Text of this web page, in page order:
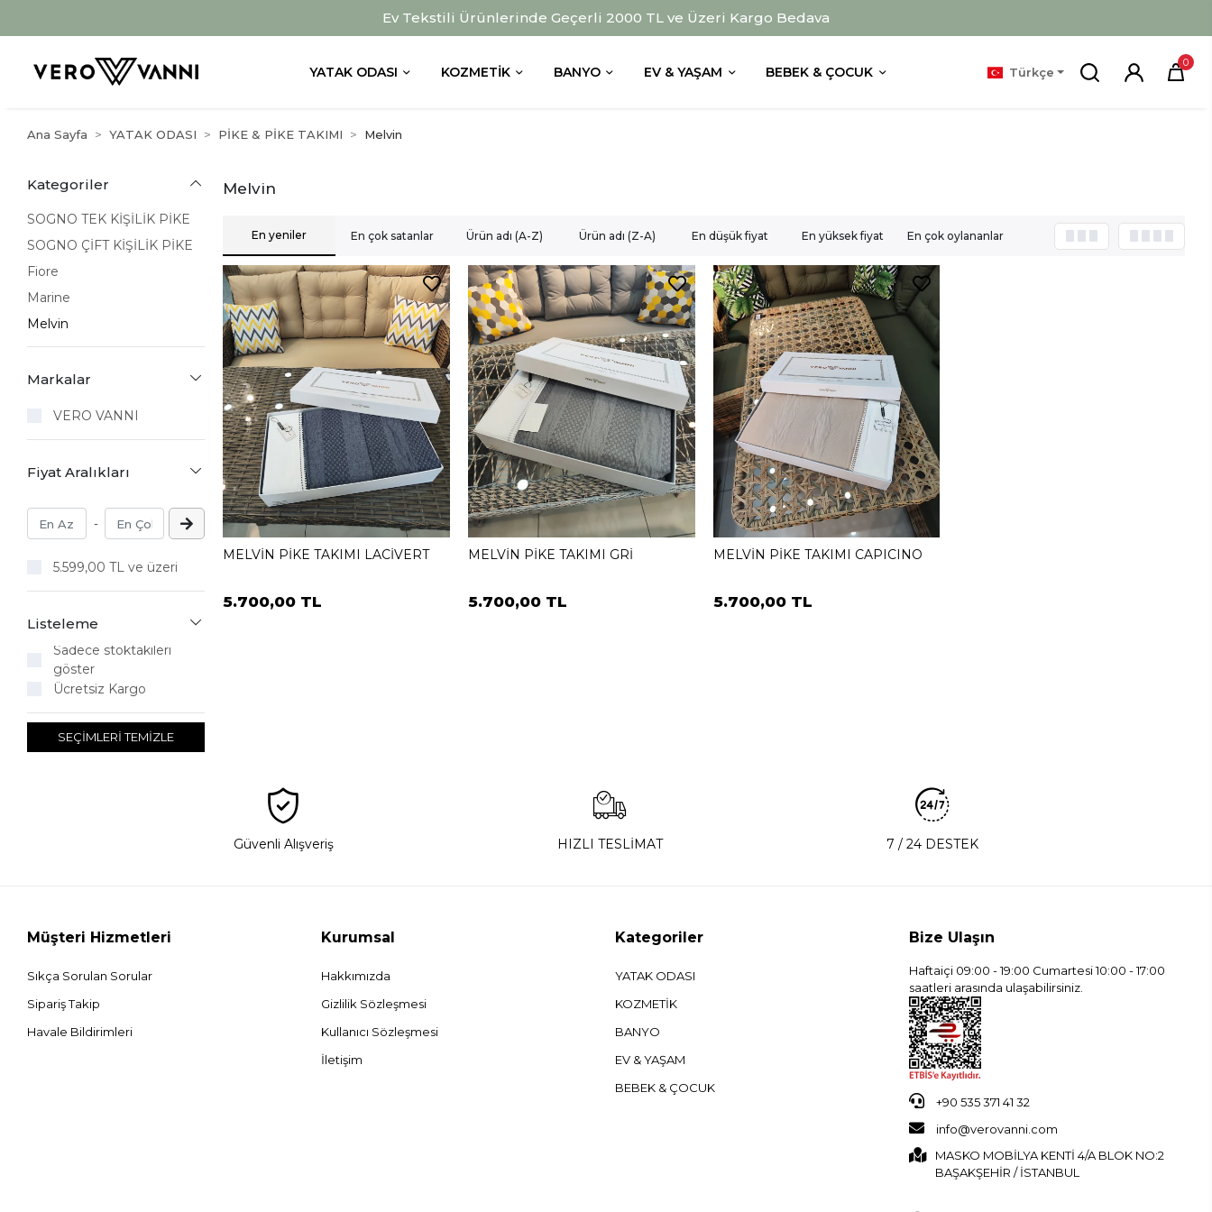
Ev Tekstili Ürünlerinde Geçerli 2000 TL ve Üzeri Kargo Bedava
YATAK ODASI KOZMETIK BANYO EV & YAŞAM BEBEK & ÇOCUK Türkçe
0
Ana Sayfa YATAK ODASI PİKE & PİKE TAKIMI Melvin
Kategoriler
SOGNO TEK KİŞİLİK PİKE
SOGNO ÇİFT KİŞİLİK PİKE
Fiore
Marine
Melvin
Markalar
VERO VANNI
Fiyat Aralıkları
-
5.599,00 TL ve üzeri
Listeleme
Sadece stoktakileri
göster
Ücretsiz Kargo
SEÇİMLERİ TEMİZLE
Melvin
En yeniler En çok satanlar Ürün adı (A-Z) Ürün adı (Z-A) En düşük fiyat En yüksek fiyat En çok oylananlar
MELVİN PİKE TAKIMI LACİVERT
5.700,00 TL
MELVİN PİKE TAKIMI GRİ
5.700,00 TL
MELVİN PİKE TAKIMI CAPICINO
5.700,00 TL
Güvenli Alışveriş HIZLI TESLİMAT 7 / 24 DESTEK
Müşteri Hizmetleri
Sıkça Sorulan Sorular
Sipariş Takip
Havale Bildirimleri
Kurumsal
Hakkımızda
Gizlilik Sözleşmesi
Kullanıcı Sözleşmesi
İletişim
Kategoriler
YATAK ODASI
KOZMETİK
BANYO
EV & YAŞAM
BEBEK & ÇOCUK
Bize Ulaşın
Haftaiçi 09:00 - 19:00 Cumartesi 10:00 - 17:00
saatleri arasında ulaşabilirsiniz.
+90 535 371 41 32
info@verovanni.com
MASKO MOBİLYA KENTİ 4/A BLOK NO:2
BAŞAKŞEHİR / İSTANBUL